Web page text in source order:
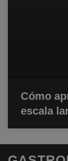
Cómo
escala